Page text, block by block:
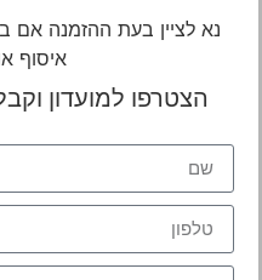
נא לציין בעת ההזמנה אם
איסוף
הצטרפו למועדון